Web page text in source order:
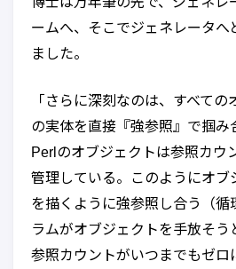
ームへ、そこでジェネレータへ
ました。
「さらに深刻なのは、すべて
の実体を直接『強参照』で掴み
Perlのオブジェクトは参照カウ
管理している。このようにオブ
を描くように強参照し合う（循
ラムがオブジェクトを手放そう
参照カウントがいつまでもゼロ